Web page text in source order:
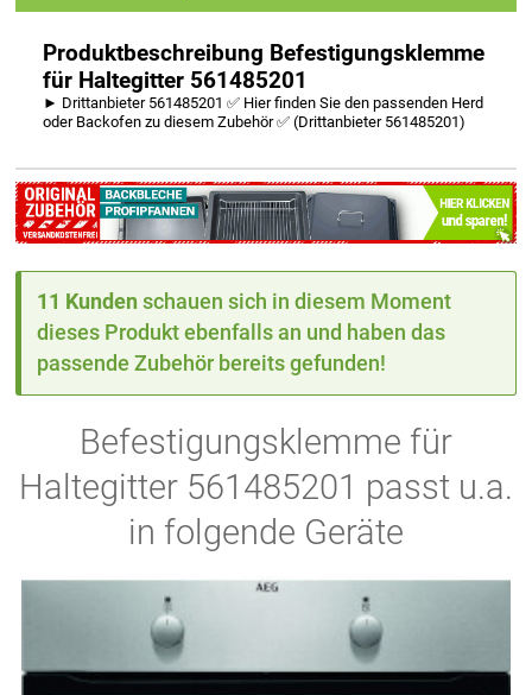
Produktbeschreibung Befestigungsklemme
für Haltegitter 561485201
► Drittanbieter 561485201 ✅ Hier finden Sie den passenden Herd
oder Backofen zu diesem Zubehör ✅ (Drittanbieter 561485201)
11 Kunden schauen sich in diesem Moment
dieses Produkt ebenfalls an und haben das
passende Zubehör bereits gefunden!
Befestigungsklemme für
Haltegitter 561485201 passt u.a.
in folgende Geräte